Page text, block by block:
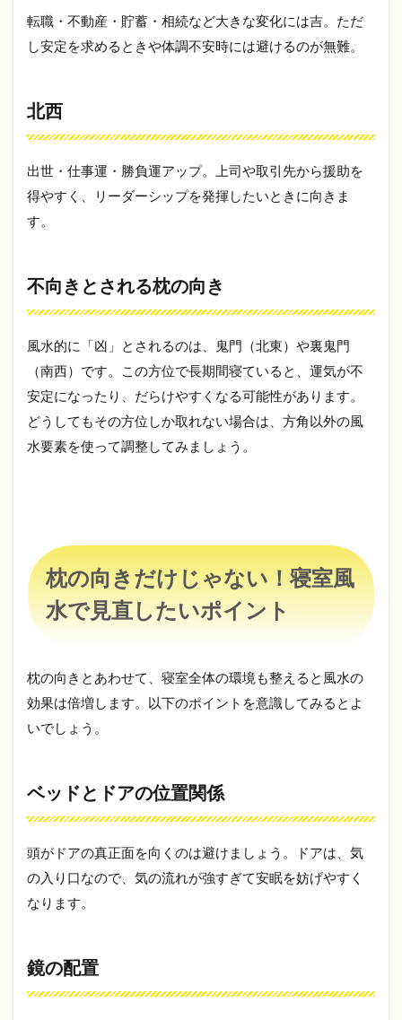
転職・不動産・貯蓄・相続など大きな変化には吉。ただ
し安定を求めるときや体調不安時には避けるのが無難。
北西
出世・仕事運・勝負運アップ。上司や取引先から援助を
得やすく、リーダーシップを発揮したいときに向きま
す。
不向きとされる枕の向き
風水的に「凶」とされるのは、鬼門（北東）や裏鬼門
（南西）です。この方位で長期間寝ていると、運気が不
安定になったり、だらけやすくなる可能性があります。
どうしてもその方位しか取れない場合は、方角以外の風
水要素を使って調整してみましょう。
枕の向きだけじゃない！寝室風
水で見直したいポイント
枕の向きとあわせて、寝室全体の環境も整えると風水の
効果は倍増します。以下のポイントを意識してみるとよ
いでしょう。
ベッドとドアの位置関係
頭がドアの真正面を向くのは避けましょう。ドアは、気
の入り口なので、気の流れが強すぎて安眠を妨げやすく
なります。
鏡の配置